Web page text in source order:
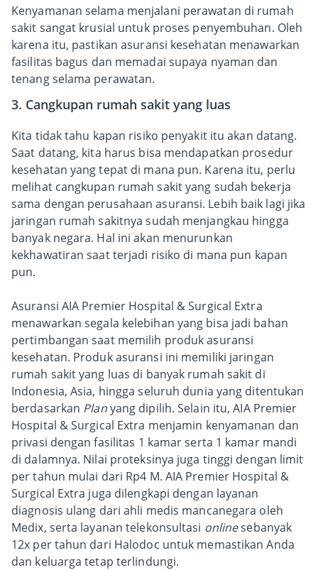
Kenyamanan selama menjalani perawatan di rumah
sakit sangat krusial untuk proses penyembuhan. Oleh
karena itu, pastikan asuransi kesehatan menawarkan
fasilitas bagus dan memadai supaya nyaman dan
tenang selama perawatan.
3. Cangkupan rumah sakit yang luas
Kita tidak tahu kapan risiko penyakit itu akan datang.
Saat datang, kita harus bisa mendapatkan prosedur
kesehatan yang tepat di mana pun. Karena itu, perlu
melihat cangkupan rumah sakit yang sudah bekerja
sama dengan perusahaan asuransi. Lebih baik lagi jika
jaringan rumah sakitnya sudah menjangkau hingga
banyak negara. Hal ini akan menurunkan
kekhawatiran saat terjadi risiko di mana pun kapan
pun.
Asuransi AIA Premier Hospital & Surgical Extra
menawarkan segala kelebihan yang bisa jadi bahan
pertimbangan saat memilih produk asuransi
kesehatan. Produk asuransi ini memiliki jaringan
rumah sakit yang luas di banyak rumah sakit di
Indonesia, Asia, hingga seluruh dunia yang ditentukan
berdasarkan Planyang dipilih. Selain itu, AIA Premier
Hospital & Surgical Extra menjamin kenyamanan dan
privasi dengan fasilitas 1 kamar serta 1 kamar mandi
di dalamnya. Nilai proteksinya juga tinggi dengan limit
per tahun mulai dari Rp4 M. AIA Premier Hospital &
Surgical Extra juga dilengkapi dengan layanan
diagnosis ulang dari ahli medis mancanegara oleh
Medix, serta layanan telekonsultasi onlinesebanyak
12x per tahun dari Halodoc untuk memastikan Anda
dan keluarga tetap terlindungi.